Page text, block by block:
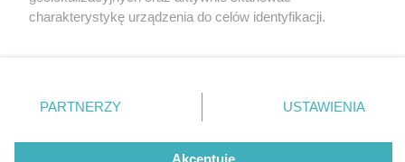
Chorzów
Tarnowskie Góry
Gliwice
Wydawca
Redakcja
charakterystykę urządzenia do celów identyfikacji.
zmienić/wycofać klikając przycisk ustawień prywatności
znajdujący się w lewym dolnym rogu strony
rodzaje przetwarzania danych nie wymagają zgody
użytkownika, ale masz prawo sprzeciwić się takiemu
PARTNERZY USTAWIENIA
Akceptuję